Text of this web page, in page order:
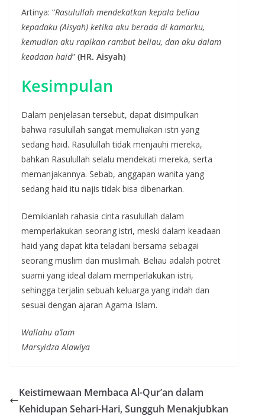
Artinya: “Rasulullah mendekatkan kepala beliau
kepadaku (Aisyah) ketika aku berada di kamarku,
kemudian aku rapikan rambut beliau, dan aku dalam
keadaan haid” (HR. Aisyah)
Kesimpulan
Dalam penjelasan tersebut, dapat disimpulkan
bahwa rasulullah sangat memuliakan istri yang
sedang haid. Rasulullah tidak menjauhi mereka,
bahkan Rasulullah selalu mendekati mereka, serta
memanjakannya. Sebab, anggapan wanita yang
sedang haid itu najis tidak bisa dibenarkan.
Demikianlah rahasia cinta rasulullah dalam
memperlakukan seorang istri, meski dalam keadaan
haid yang dapat kita teladani bersama sebagai
seorang muslim dan muslimah. Beliau adalah potret
suami yang ideal dalam memperlakukan istri,
sehingga terjalin sebuah keluarga yang indah dan
sesuai dengan ajaran Agama Islam.
Wallahu a’lam
Marsyidza Alawiya
Keistimewaan Membaca Al-Qur’an dalam
Kehidupan Sehari-Hari, Sungguh Menakjubkan